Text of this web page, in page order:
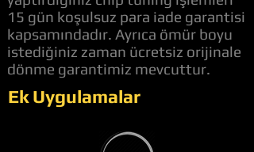
15 gün koşulsuz para iade garantisi
kapsamındadır. Ayrıca ömür boyu
istediğiniz zaman ücretsiz orijinale
dönme garantimiz mevcuttur.
Ek Uygulamalar